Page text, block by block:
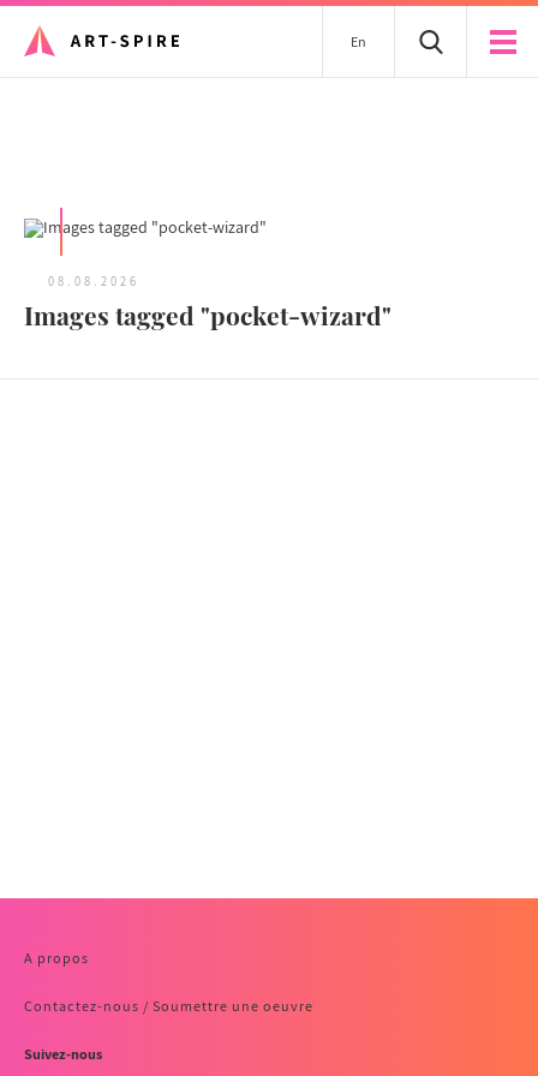
En
08.08.2026
Images tagged "pocket-wizard"
A propos
Contactez-nous / Soumettre une oeuvre
Suivez-nous